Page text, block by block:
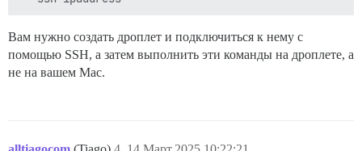
Вам нужно создать дроплет и подключиться к нему с
помощью SSH, а затем выполнить эти команды на дроплете, а
не на вашем Mac.